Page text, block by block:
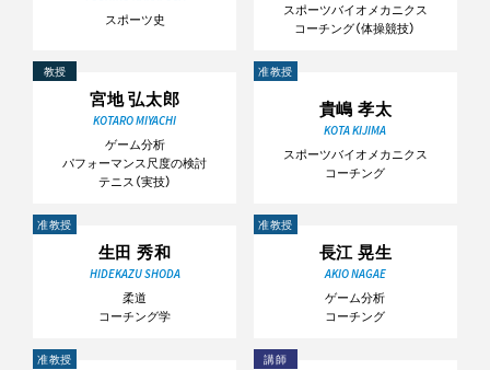
スポーツ史
スポーツバイオメカニクス
コーチング（体操競技）
教授
宮地 弘太郎
KOTARO MIYACHI
ゲーム分析
パフォーマンス尺度の検討
テニス（実技）
准教授
貴嶋 孝太
KOTA KIJIMA
スポーツバイオメカニクス
コーチング
准教授
生田 秀和
HIDEKAZU SHODA
柔道
コーチング学
准教授
長江 晃生
AKIO NAGAE
ゲーム分析
コーチング
准教授 講師